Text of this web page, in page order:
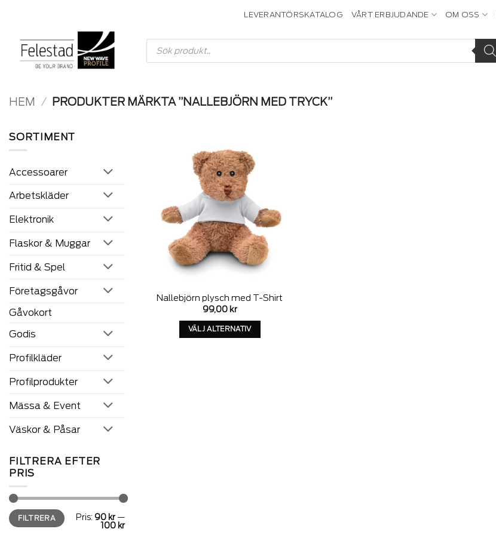
LEVERANTÖRSKATALOG VÅRT ERBJUDANDE OM OSS
Produktsökning
HEM / PRODUKTER MÄRKTA ”NALLEBJÖRN MED TRYCK”
SORTIMENT
Accessoarer
Arbetskläder
Elektronik
Flaskor & Muggar
Fritid & Spel
Företagsgåvor
Gåvokort
Godis
Profilkläder
Profilprodukter
Mässa & Event
Väskor & Påsar
FILTRERA EFTER
PRIS
Min
pris
Max
prisFILTRERA Pris: 90 kr —
100 kr
Nallebjörn plysch med T-Shirt
99,00 kr
VÄLJ ALTERNATIV